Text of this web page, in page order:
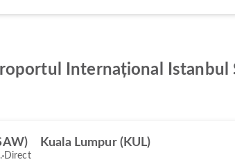
Internațional Istanbul
Kuala Lumpur (KUL)
Direct